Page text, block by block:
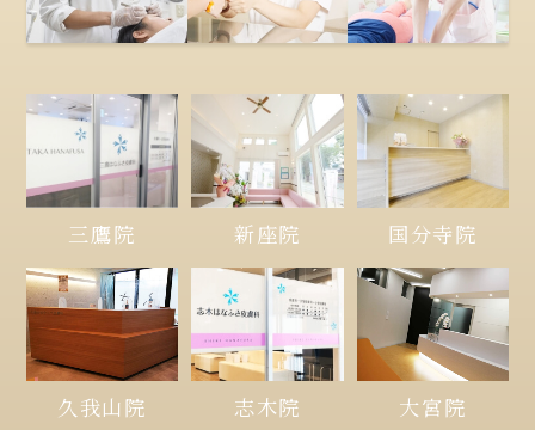
三鷹院 新座院 国分寺院
久我山院 志木院 大宮院